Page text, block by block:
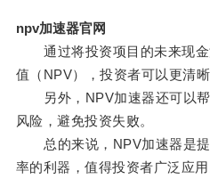
npv加速器官网
通过将投资项目的未来现金
值（NPV），投资者可以更清
另外，NPV加速器还可以帮
风险，避免投资失败。
总的来说，NPV加速器是提
率的利器，值得投资者广泛应用